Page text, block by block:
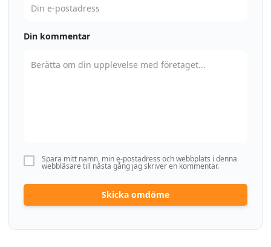
Din kommentar
Spara mitt namn, min e-postadress och webbplats i denna
webbläsare till nästa gång jag skriver en kommentar.
Skicka omdöme